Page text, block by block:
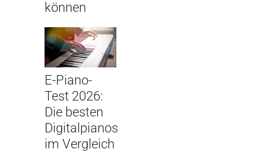
können
E-Piano-
Test 2026:
Die besten
Digitalpianos
im Vergleich